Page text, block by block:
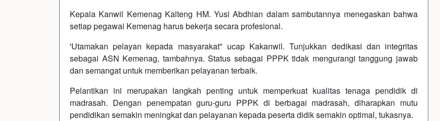
Kepala Kanwil Kemenag Kalteng HM. Yusi Abdhian dalam sambutannya menegaskan bahwa
setiap pegawai Kemenag harus bekerja secara profesional.
'Utamakan pelayan kepada masyarakat" ucap Kakanwil. Tunjukkan dedikasi dan integritas
sebagai ASN Kemenag, tambahnya. Status sebagai PPPK tidak mengurangi tanggung jawab
dan semangat untuk memberikan pelayanan terbaik.
Pelantikan ini merupakan langkah penting untuk memperkuat kualitas tenaga pendidik di
madrasah. Dengan penempatan guru-guru PPPK di berbagai madrasah, diharapkan mutu
pendidikan semakin meningkat dan pelayanan kepada peserta didik semakin optimal, tukasnya.